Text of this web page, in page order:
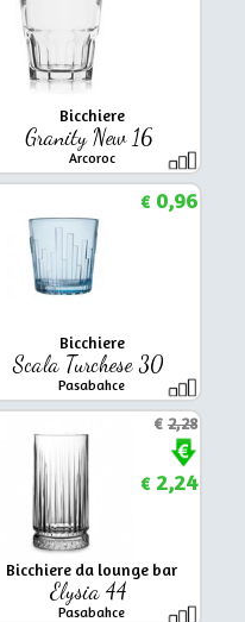
Bicchiere
Granity New 16
Arcoroc
Bicchiere
Scala Turchese 30
Pasabahce
€0,96
Bicchiere da lounge bar
Elysia 44
Pasabahce
€2,28
€2,24